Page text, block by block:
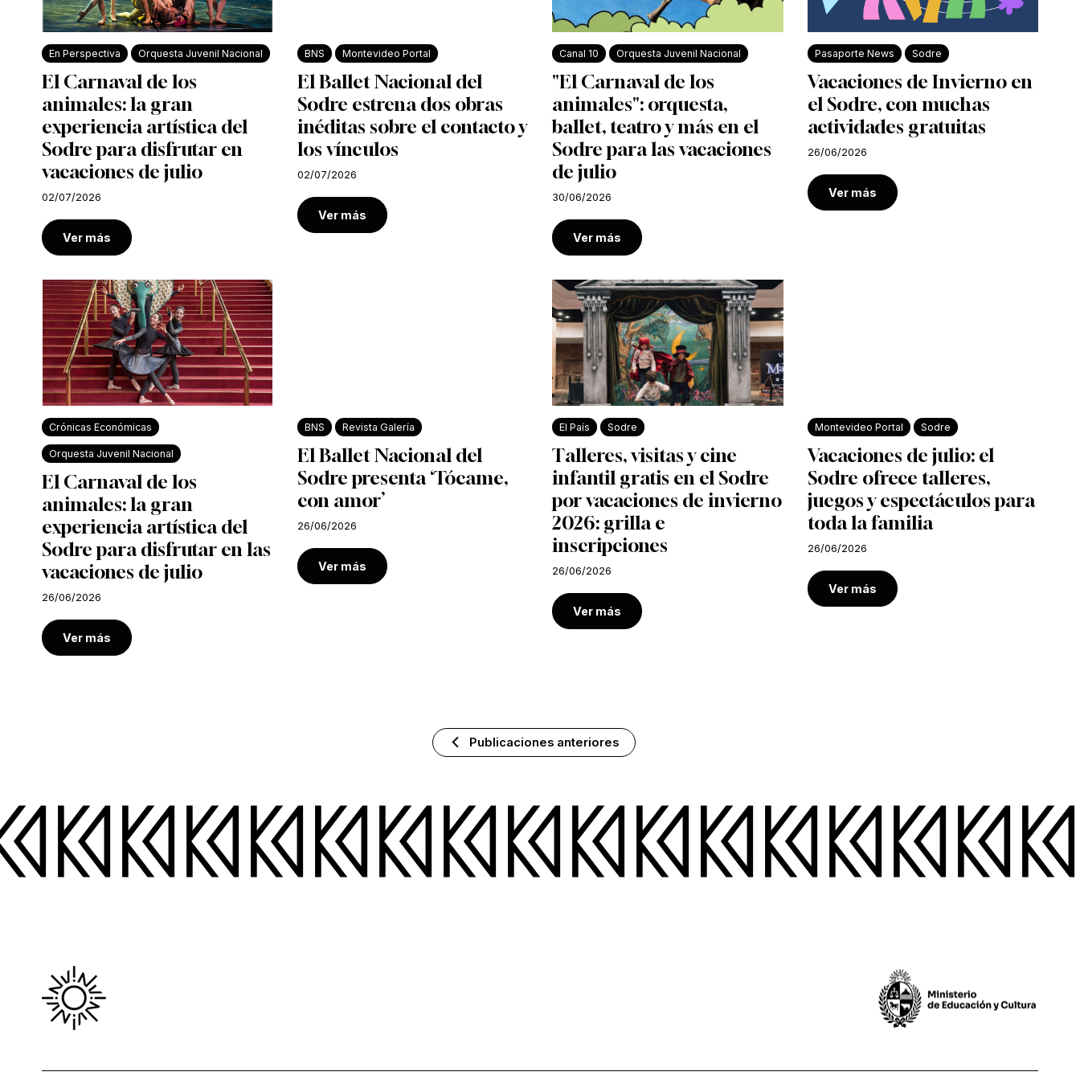
En Perspectiva Orquesta Juvenil Nacional
El Carnaval de los
animales: la gran
experiencia artística del
Sodre para disfrutar en
vacaciones de julio
02/07/2026
Ver más
BNS Montevideo Portal
El Ballet Nacional del
Sodre estrena dos obras
inéditas sobre el contacto y
los vínculos
02/07/2026
Ver más
Canal 10 Orquesta Juvenil Nacional
"El Carnaval de los
animales": orquesta,
ballet, teatro y más en el
Sodre para las vacaciones
de julio
30/06/2026
Ver más
Pasaporte News Sodre
Vacaciones de Invierno en
el Sodre, con muchas
actividades gratuitas
26/06/2026
Ver más
Crónicas Económicas
Orquesta Juvenil Nacional
El Carnaval de los
animales: la gran
experiencia artística del
Sodre para disfrutar en las
vacaciones de julio
26/06/2026
Ver más
BNS Revista Galería
El Ballet Nacional del
Sodre presenta ‘Tócame,
con amor’
26/06/2026
Ver más
El País Sodre
Talleres, visitas y cine
infantil gratis en el Sodre
por vacaciones de invierno
2026: grilla e
inscripciones
26/06/2026
Ver más
Montevideo Portal Sodre
Vacaciones de julio: el
Sodre ofrece talleres,
juegos y espectáculos para
toda la familia
26/06/2026
Ver más
Publicaciones anteriores